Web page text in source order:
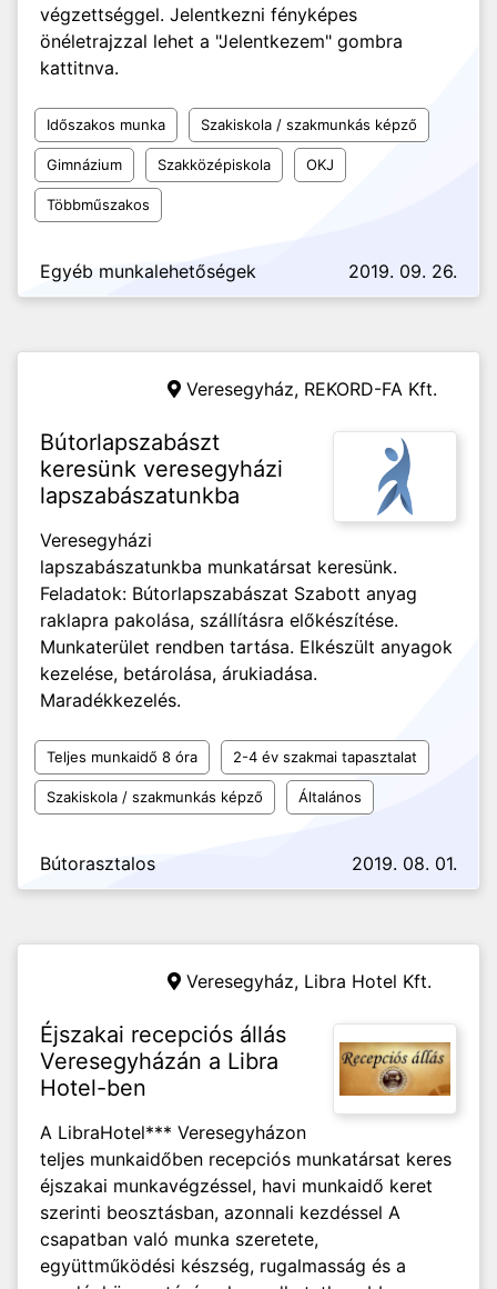
végzettséggel. Jelentkezni fényképes
önéletrajzzal lehet a "Jelentkezem" gombra
kattitnva.
Időszakos munka Szakiskola / szakmunkás képző
Gimnázium Szakközépiskola OKJ
Többműszakos
Egyéb munkalehetőségek 2019. 09. 26.
Veresegyház, REKORD-FA Kft.
Bútorlapszabászt
keresünk veresegyházi
lapszabászatunkba
Veresegyházi
lapszabászatunkba munkatársat keresünk.
Feladatok: Bútorlapszabászat Szabott anyag
raklapra pakolása, szállításra előkészítése.
Munkaterület rendben tartása. Elkészült anyagok
kezelése, betárolása, árukiadása.
Maradékkezelés.
Teljes munkaidő 8 óra 2-4 év szakmai tapasztalat
Szakiskola / szakmunkás képző Általános
Bútorasztalos 2019. 08. 01.
Veresegyház, Libra Hotel Kft.
Éjszakai recepciós állás
Veresegyházán a Libra
Hotel-ben
A LibraHotel*** Veresegyházon
teljes munkaidőben recepciós munkatársat keres
éjszakai munkavégzéssel, havi munkaidő keret
szerinti beosztásban, azonnali kezdéssel A
csapatban való munka szeretete,
együttműködési készség, rugalmasság és a